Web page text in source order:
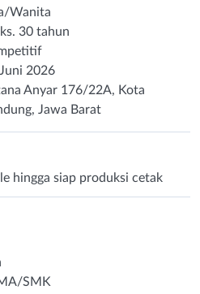
Wanita
30 tahun
2026
Anyar 176/22A, Kota
Jawa Barat
hingga siap produksi cetak
SMK